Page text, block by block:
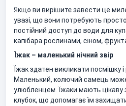
Якщо ви вирішите завести це
увазі, що вони потребують
постійний доступ до води для
капібара рослинами, сіном,
Їжак – маленький нічний звір
Їжак здатен викликати посмішку
Маленький, колючий самець
улюбленцем. Їжаки мають цікаву
клубок, що допомагає їм